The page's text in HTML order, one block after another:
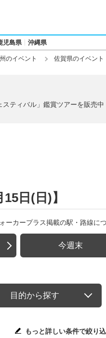
児島県 沖縄県
のイベント 佐賀県のイベント
ティバル」鑑賞ツアーを販売中
日(日)】
ーカープラス掲載の駅・路線に
今週末
目的から探す
もっと詳しい条件で絞り